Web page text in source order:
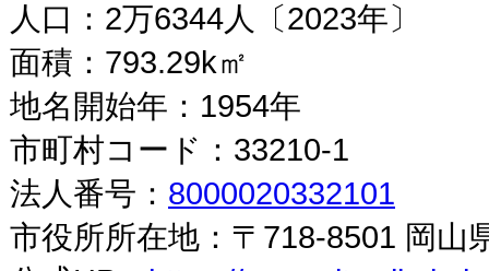
人口：2万6344人〔2023年〕
面積：793.29k㎡
地名開始年：1954年
市町村コード：33210-1
法人番号： 8000020332101
市役所所在地：〒718-8501 岡山